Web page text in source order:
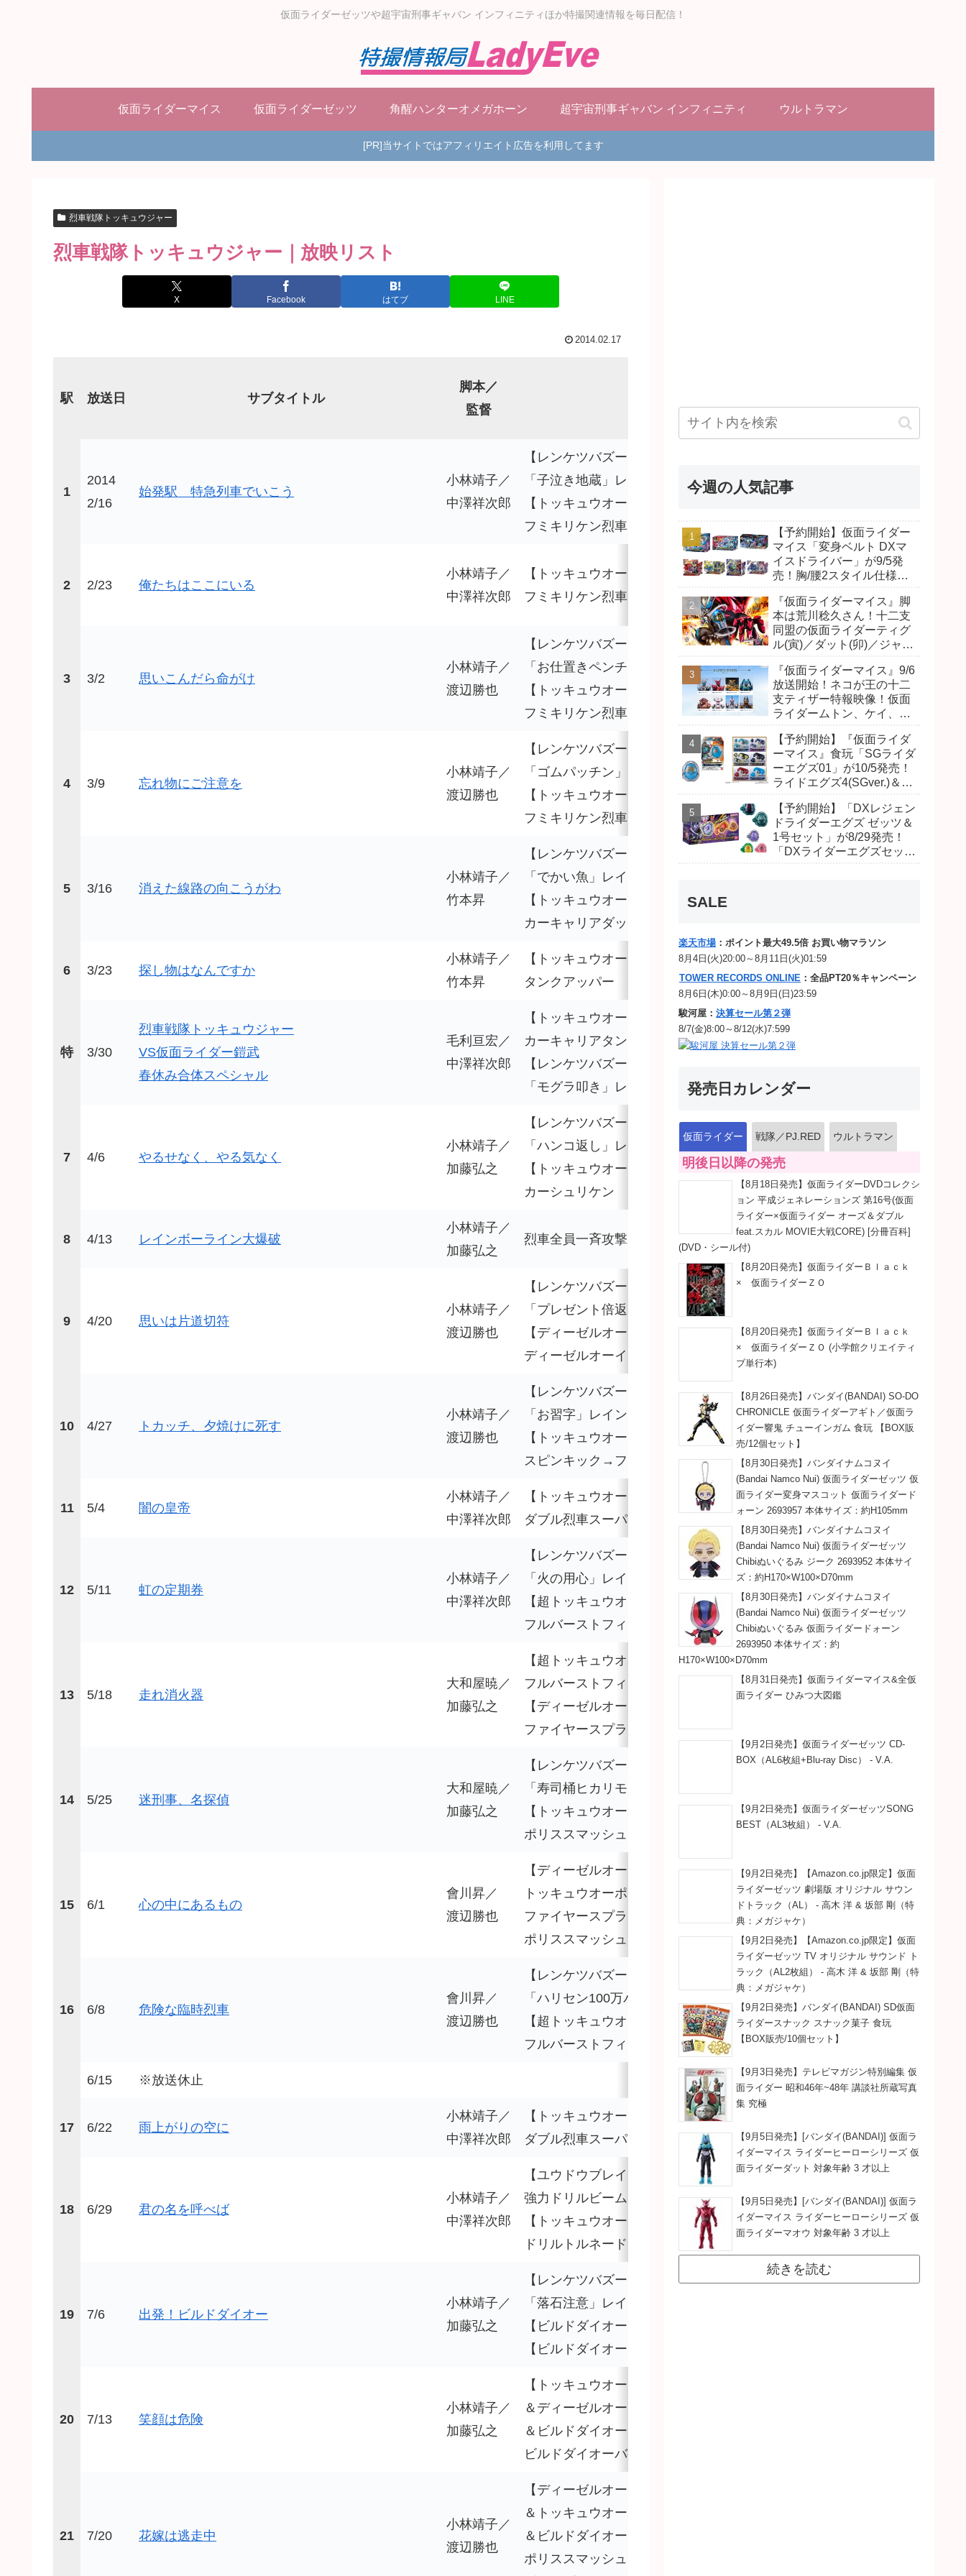
仮面ライダーゼッツや超宇宙刑事ギャバン インフィニティほか特撮関連情報を毎日配信！
仮面ライダーマイス 仮面ライダーゼッツ 角醒ハンターオメガホーン 超宇宙刑事ギャバン インフィニティ ウルトラマン
[PR]当サイトではアフィリエイト広告を利用してます
烈車戦隊トッキュウジャー
烈車戦隊トッキュウジャー｜放映リスト
X Facebook はてブ LINE
2014.02.17
駅 放送日 サブタイトル
脚本／
監督
1
2014
2/16
始発駅 特急列車でいこう
小林靖子／
中澤祥次郎
【レンケツバズーカ】
「子泣き地蔵」レインボーラッシュ
【トッキュウオー】
フミキリケン烈車フラッシュ
2 2/23 俺たちはここにいる
小林靖子／
中澤祥次郎
【トッキュウオー】
フミキリケン烈車フラッシュ
サーベルシャドー
（声：志村知幸）
／決闘ヶ原
3 3/2 思いこんだら命がけ
小林靖子／
渡辺勝也
【レンケツバズーカ】
「お仕置きペンチ」レインボーラッシュ
【トッキュウオー】
フミキリケン烈車フラッシュ
（声：森田順平）
／死の谷
4 3/9 忘れ物にご注意を
小林靖子／
渡辺勝也
【レンケツバズーカ】
「ゴムパッチン」レインボーラッシュ
【トッキュウオー】
フミキリケン烈車フラッシュ
ストーブシャドー
（声：坂口候一）
／痛い川
5 3/16 消えた線路の向こうがわ
小林靖子／
竹本昇
【レンケツバズーカ】
「でかい魚」レインボーラッシュ
【トッキュウオーカーキャリア】
カーキャリアダッシュ
6 3/23 探し物はなんですか
小林靖子／
竹本昇
【トッキュウオータンク】
タンクアッパー
シュバルツ専用
クライナーロボ
特 3/30
烈車戦隊トッキュウジャー
VS仮面ライダー鎧武
春休み合体スペシャル
毛利亘宏／
中澤祥次郎
【トッキュウオーカーキャリアタンク】
カーキャリアタンクシュート
【レンケツバズーカ】
「モグラ叩き」レインボーラッシュ
7 4/6 やるせなく、やる気なく
小林靖子／
加藤弘之
【レンケツバズーカ】
「ハンコ返し」レインボーラッシュ
【トッキュウオーカーキャリア】
カーシュリケン
ハンコシャドー
／無気力坂
8 4/13 レインボーライン大爆破
小林靖子／
加藤弘之
烈車全員一斉攻撃
バクダンシャドー
9 4/20 思いは片道切符
小林靖子／
渡辺勝也
【レンケツバズーカ】
「プレゼント倍返し」レインボーラッシュ
【ディーゼルオー】
ディーゼルオーインパクト→スピンキック
マリオネットシャドー
／大失恋
【千葉徹：聡太郎】
10 4/27 トカッチ、夕焼けに死す
小林靖子／
渡辺勝也
【レンケツバズーカ】
「お習字」レインボーラッシュ
【トッキュウオー＆ディーゼルオー】
スピンキック→フミキリケン烈車フラッシュ
タイプシャドー
11 5/4 闇の皇帝
小林靖子／
中澤祥次郎
【トッキュウオー＆ディーゼルオー】
ダブル烈車スーパーコンビネーション
ランプシャドー
（声：諏訪部順一）
12 5/11 虹の定期券
小林靖子／
中澤祥次郎
【レンケツバズーカ】
「火の用心」レインボーラッシュ
【超トッキュウオー】
フルバーストフィニッシュ
ランプシャドー
（声：諏訪部順一）
／闇の影
13 5/18 走れ消火器
大和屋暁／
加藤弘之
【超トッキュウオー】
フルバーストフィニッシュ
【ディーゼルオーファイヤー】
ファイヤースプラッシュ
ルーペシャドー
14 5/25 迷刑事、名探偵
大和屋暁／
加藤弘之
【レンケツバズーカ】
「寿司桶ヒカリモノしばり」レインボーラッシュ
【トッキュウオーポリス】
ポリススマッシュ
【刑事・取手権左衛門
15 6/1 心の中にあるもの
會川昇／
渡辺勝也
【ディーゼルオーファイヤー＆
トッキュウオーポリス】
ファイヤースプラッシュ
ポリススマッシュ
ハンマーシャドー
（声：チョー）
【マイッキー（声）：
16 6/8 危険な臨時烈車
會川昇／
渡辺勝也
【レンケツバズーカ】
「ハリセン100万パンチ」レインボーラッシュ
【超トッキュウオー】
フルバーストフィニッシュ
（声：チョー）
6/15 ※放送休止 全米オープンゴルフ
17 6/22 雨上がりの空に
小林靖子／
中澤祥次郎
【トッキュウオー＆ディーゼルオー】
ダブル烈車スーパーコンビネーション
18 6/29 君の名を呼べば
小林靖子／
中澤祥次郎
【ユウドウブレイカー】
強力ドリルビーム
【トッキュウオードリル】
ドリルトルネード
（声：三宅健太）
／変頭痛
19 7/6 出発！ビルドダイオー
小林靖子／
加藤弘之
【レンケツバズーカ】
「落石注意」レインボーラッシュ
【ビルドダイオー】
【ビルドダイオードリル】
20 7/13 笑顔は危険
小林靖子／
加藤弘之
【トッキュウオー
＆ディーゼルオー
＆ビルドダイオー】
ビルドダイオーバケットブレイク
21 7/20 花嫁は逃走中
小林靖子／
渡辺勝也
【ディーゼルオーファイヤー
＆トッキュウオーポリス
＆ビルドダイオー】
ポリススマッシュ
今週の人気記事
【予約開始】仮面ライダー
マイス「変身ベルト DXマ
イスドライバー」が9/5発
売！胸/腰2スタイル仕様！
ッシュ、ジャオ/バイト、ケ
イ/ショットボーンバックル
も！
『仮面ライダーマイス』脚
本は荒川稔久さん！十二支
同盟の仮面ライダーティグ
ル(寅)／ダット(卯)／ジャオ
尾達臣のキャストが発表！
トリガーのアキト金子隼也
さんも変身！
『仮面ライダーマイス』9/6
放送開始！ネコが王の十二
支ティザー特報映像！仮面
ライダームトン、ケイ、ヴ
開！ライダーは子丑寅卯辰
巳午未申酉戌亥猫猫の14
人⁉
【予約開始】『仮面ライダ
ーマイス』食玩「SGライダ
ーエグズ01」が10/5発売！
ライドエグズ4(SGver.)＆ジ
ズ、カイザ、ギャレン、デ
ィエンドシードエグズ！
【予約開始】「DXレジェン
ドライダーエグズ ゼッツ＆
1号セット」が8/29発売！
「DXライダーエグズセッ
SALE
楽天市場 ：ポイント最大49.5倍 お買い物マラソン
8月4日(火)20:00～8月11日(火)01:59
TOWER RECORDS ONLINE ：全品PT20％キャンペーン
8月6日(木)0:00～8月9日(日)23:59
駿河屋： 決算セール第２弾
8/7(金)8:00～8/12(水)7:599
発売日カレンダー
仮面ライダー 戦隊／PJ.RED ウルトラマン
明後日以降の発売
【8月18日発売】仮面ライダーDVDコレクシ
ョン 平成ジェネレーションズ 第16号(仮面
ライダー×仮面ライダー オーズ＆ダブル
feat.スカル MOVIE大戦CORE) [分冊百科]
(DVD・シール付)
【8月20日発売】仮面ライダーＢｌａｃｋ
× 仮面ライダーＺＯ
【8月20日発売】仮面ライダーＢｌａｃｋ
× 仮面ライダーＺＯ (小学館クリエイティ
ブ単行本)
【8月26日発売】バンダイ(BANDAI) SO-DO
CHRONICLE 仮面ライダーアギト／仮面ラ
イダー響鬼 チューインガム 食玩 【BOX販
売/12個セット】
【8月30日発売】バンダイナムコヌイ
(Bandai Namco Nui) 仮面ライダーゼッツ 仮
面ライダー変身マスコット 仮面ライダード
ォーン 2693957 本体サイズ：約H105mm
【8月30日発売】バンダイナムコヌイ
(Bandai Namco Nui) 仮面ライダーゼッツ
Chibiぬいぐるみ ジーク 2693952 本体サイ
ズ：約H170×W100×D70mm
【8月30日発売】バンダイナムコヌイ
(Bandai Namco Nui) 仮面ライダーゼッツ
Chibiぬいぐるみ 仮面ライダードォーン
2693950 本体サイズ：約
H170×W100×D70mm
【8月31日発売】仮面ライダーマイス&全仮
面ライダー ひみつ大図鑑
【9月2日発売】仮面ライダーゼッツ CD-
BOX（AL6枚組+Blu-ray Disc） - V.A.
【9月2日発売】仮面ライダーゼッツSONG
BEST（AL3枚組） - V.A.
【9月2日発売】【Amazon.co.jp限定】仮面
ライダーゼッツ 劇場版 オリジナル サウン
ドトラック（AL） - 高木 洋 & 坂部 剛（特
典：メガジャケ）
【9月2日発売】【Amazon.co.jp限定】仮面
ライダーゼッツ TV オリジナル サウンド ト
ラック（AL2枚組） - 高木 洋 & 坂部 剛（特
典：メガジャケ）
【9月2日発売】バンダイ(BANDAI) SD仮面
ライダースナック スナック菓子 食玩
【BOX販売/10個セット】
【9月3日発売】テレビマガジン特別編集 仮
面ライダー 昭和46年~48年 講談社所蔵写真
集 究極
【9月5日発売】[バンダイ(BANDAI)] 仮面ラ
イダーマイス ライダーヒーローシリーズ 仮
面ライダーダット 対象年齢 3 才以上
【9月5日発売】[バンダイ(BANDAI)] 仮面ラ
イダーマイス ライダーヒーローシリーズ 仮
面ライダーマオウ 対象年齢 3 才以上
続きを読む